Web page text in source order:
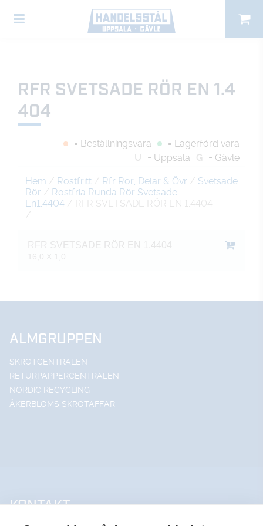
RFR SVETSADE RÖR EN 1.4
404
= Beställningsvara
= Lagerförd vara
U
= Uppsala G = Gävle
Hem / Rostfritt / Rfr Rör, Delar & Övr / Svetsade
Rör / Rostfria Runda Rör Svetsade
En1.4404 / RFR SVETSADE RÖR EN 1.4404
/
RFR SVETSADE RÖR EN 1.4404
16,0 X 1,0
ALMGRUPPEN
SKROTCENTRALEN
RETURPAPPERCENTRALEN
NORDIC RECYCLING
ÅKERBLOMS SKROTAFFÄR
KONTAKT